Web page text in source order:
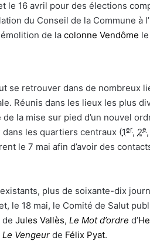
le 16 avril pour des élections
du Conseil de la Commune
de la colonne Vendôme
se retrouver dans de nombreux
Réunis dans les lieux les plus
la mise sur pied d’un nouvel
les quartiers centraux (1er, 2e
le 7 mai afin d’avoir des
existants, plus de soixante-dix
le 18 mai, le Comité de Salut
de Jules Vallès, Le Mot d’ordre d’
Le Vengeur de Félix Pyat.